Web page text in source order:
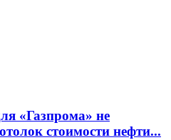
«Газпрома» не
стоимости нефти...